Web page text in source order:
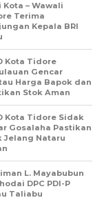
Kota – Wawali
Terima
Kepala BRI
Kota Tidore
Gencar
Harga Bapok dan
Stok Aman
Kota Tidore Sidak
Gosalaha Pastikan
Jelang Nataru
L. Mayabubun
DPC PDI-P
Taliabu